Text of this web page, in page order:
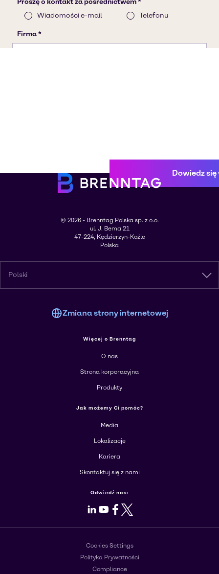
Dowiedz
© 2026 - Brenntag Polska sp. z o.o.
ul. J. Bema 21
47-224, Kędzierzyn-Koźle
Polska
Polski
Zmiana strony internetowej
Więcej o Brenntag
O nas
Strona korporacyjna
Produkty
Jak możemy Ci pomóc?
Media
Lokalizacje
Kariera
Skontaktuj się z nami
Odwiedź nas:
LinkedIn
Youtube
Facebook
X
Cookies Settings
Polityka Prywatności
Compliance